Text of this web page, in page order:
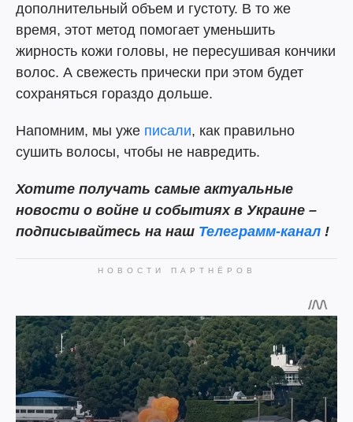
дополнительный объем и густоту. В то же
время, этот метод помогает уменьшить
жирность кожи головы, не пересушивая кончики
волос. А свежесть прически при этом будет
сохраняться гораздо дольше.
Напомним, мы уже писали, как правильно
сушить волосы, чтобы не навредить.
Хотите получать самые актуальные
новости о войне и событиях в Украине –
подписывайтесь на наш Телеграмм-канал !